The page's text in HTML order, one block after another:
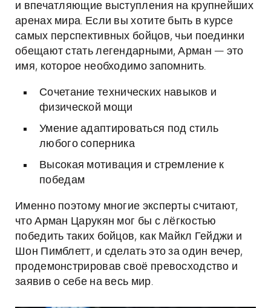
и впечатляющие выступления на крупнейших
аренах мира. Если вы хотите быть в курсе
самых перспективных бойцов, чьи поединки
обещают стать легендарными, Арман — это
имя, которое необходимо запомнить.
Сочетание технических навыков и
физической мощи
Умение адаптироваться под стиль
любого соперника
Высокая мотивация и стремление к
победам
Именно поэтому многие эксперты считают,
что Арман Царукян мог бы с лёгкостью
победить таких бойцов, как Майкл Гейджи и
Шон Пимблетт, и сделать это за один вечер,
продемонстрировав своё превосходство и
заявив о себе на весь мир.